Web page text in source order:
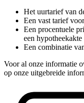
Het uurtarief van
Een vast tarief
Een procentuele
een hypotheekakte
Een combinatie
Voor al onze informatie
op onze uitgebreide